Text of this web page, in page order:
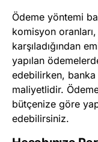
Ödeme yöntemi
komisyon
karşıladığından
yapılan
edebilirken,
maliyetlidir.
bütçenize göre
edebilirsiniz.